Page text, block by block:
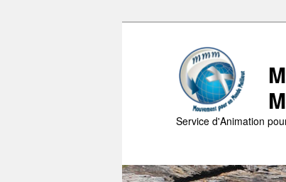
Service d'Animation